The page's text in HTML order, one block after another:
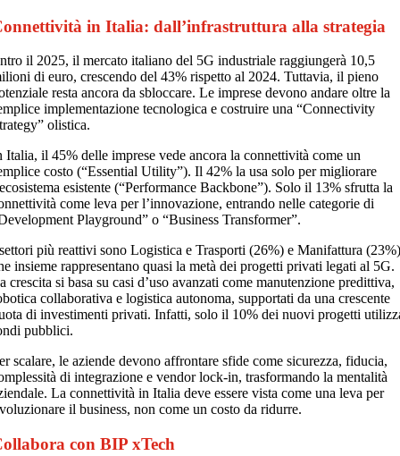
in Italia: dall’infrastruttura alla strategia
il 2025, il mercato italiano del 5G industriale raggiungerà 10,5
di euro, crescendo del 43% rispetto al 2024. Tuttavia, il pieno
resta ancora da sbloccare. Le imprese devono andare oltre la
implementazione tecnologica e costruire una “Connectivity
olistica.
Italia, il 45% delle imprese vede ancora la connettività come un
costo (“Essential Utility”). Il 42% la usa solo per migliorare
esistente (“Performance Backbone”). Solo il 13% sfrutta la
come leva per l’innovazione, entrando nelle categorie di
Playground” o “Business Transformer”.
più reattivi sono Logistica e Trasporti (26%) e Manifattura
insieme rappresentano quasi la metà dei progetti privati legati al 5G.
crescita si basa su casi d’uso avanzati come manutenzione predittiva,
collaborativa e logistica autonoma, supportati da una crescente
di investimenti privati. Infatti, solo il 10% dei nuovi progetti
pubblici.
scalare, le aziende devono affrontare sfide come sicurezza, fiducia,
di integrazione e vendor lock-in, trasformando la mentalità
La connettività in Italia deve essere vista come una leva per
il business, non come un costo da ridurre.
con BIP xTech